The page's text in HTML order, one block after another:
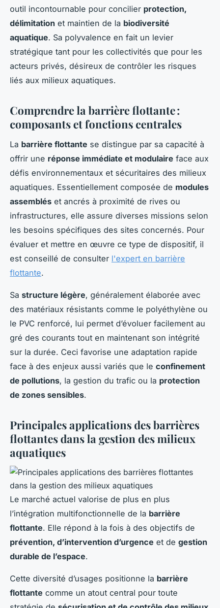
outil incontournable pour concilier protection,
délimitation et maintien de la biodiversité
aquatique. Sa polyvalence en fait un levier
stratégique tant pour les collectivités que pour les
acteurs privés, désireux de contrôler les risques
liés aux milieux aquatiques.
Comprendre la barrière flottante :
composants et fonctions centrales
La barrière flottante se distingue par sa capacité à
offrir une réponse immédiate et modulaire face aux
défis environnementaux et sécuritaires des milieux
aquatiques. Essentiellement composée de modules
assemblés et ancrés à proximité de rives ou
infrastructures, elle assure diverses missions selon
les besoins spécifiques des sites concernés. Pour
évaluer et mettre en œuvre ce type de dispositif, il
est conseillé de consulter l'expert en barrière
flottante.
Sa structure légère, généralement élaborée avec
des matériaux résistants comme le polyéthylène ou
le PVC renforcé, lui permet d’évoluer facilement au
gré des courants tout en maintenant son intégrité
sur la durée. Ceci favorise une adaptation rapide
face à des enjeux aussi variés que le confinement
de pollutions, la gestion du trafic ou la protection
de zones sensibles.
Principales applications des barrières
flottantes dans la gestion des milieux
aquatiques
Le marché actuel valorise de plus en plus
l’intégration multifonctionnelle de la barrière
flottante. Elle répond à la fois à des objectifs de
prévention, d’intervention d’urgence et de gestion
durable de l’espace.
Cette diversité d’usages positionne la barrière
flottante comme un atout central pour toute